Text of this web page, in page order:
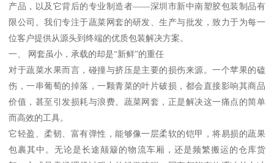
产品，以及它背后的专业制造者——深圳市新中南塑胶包装制品有
限公司。我们专注于蔬菜网套的研发、生产与批发，致力于为每一
位客户提供从源头到终端的优质包装解决方案。
一、 网套虽小，承载的却是“新鲜”的重任
对于蔬菜水果而言，碰撞与挤压是主要的损伤来源。一个苹果的磕
伤，一串葡萄的掉落，一颗青菜的叶片破损，都会直接影响其商品
价值，甚至引发损耗与浪费。蔬菜网套，正是解决这一痛点的简单
而高效的工具。
它轻盈、柔韧、富有弹性，能够像一层柔软的铠甲，将易损的蔬果
包裹其中。无论是长途颠簸的物流车厢，还是频繁搬运的仓库货